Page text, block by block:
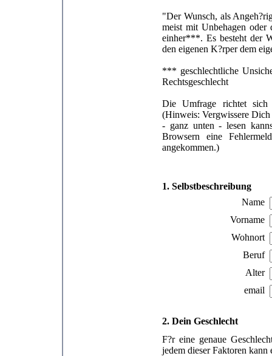
"Der Wunsch, als
meist mit Unbehagen oder
einher***. Es besteht der
den eigenen K?rper dem
*** geschlechtliche
Rechtsgeschlecht
Die Umfrage richtet sich
(Hinweis: Vergwissere
- ganz unten - lesen
Browsern eine
angekommen.)
1. Selbstbeschreibung
Name
Vorname
Wohnort
Beruf
Alter
email
2. Dein Geschlecht
F?r eine genaue
jedem dieser Faktoren kann